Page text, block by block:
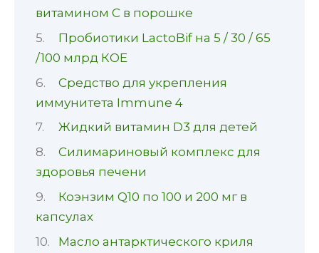
витамином C в порошке
Пробиотики LactoBif на 5 / 30 / 65
/100 млрд КОЕ
Средство для укрепления
иммунитета Immune 4
Жидкий витамин D3 для детей
Силимариновый комплекс для
здоровья печени
Коэнзим Q10 по 100 и 200 мг в
капсулах
Масло антарктического криля